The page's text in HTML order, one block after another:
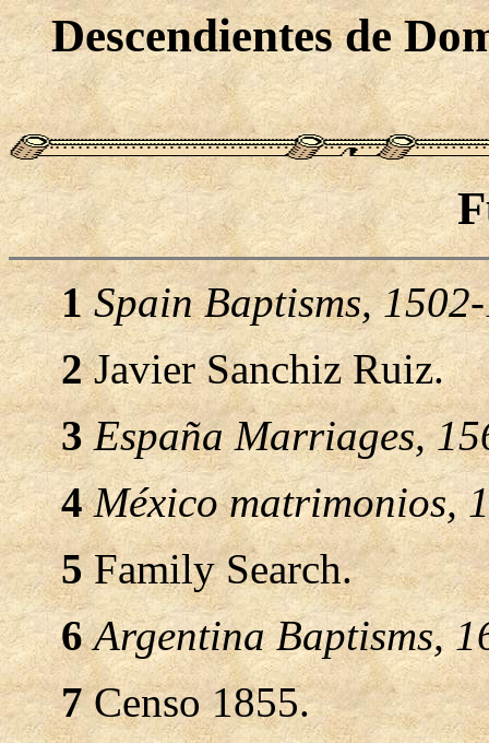
Descendientes de
1 Spain Baptisms,
2Javier Sanchiz Ruiz.
3 España Marriages,
4 México matrimonios,
5Family Search.
6 Argentina Baptisms,
7Censo 1855.